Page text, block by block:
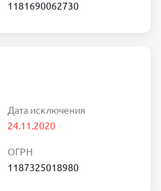
1181690062730
Дата исключения
24.11.2020
ОГРН
1187325018980